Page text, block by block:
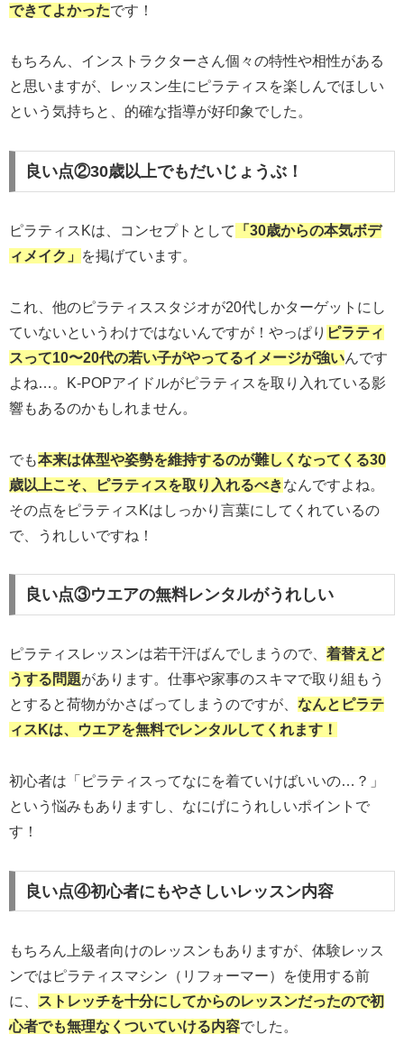
できてよかったです！
もちろん、インストラクターさん個々の特性や相性がある
と思いますが、レッスン生にピラティスを楽しんでほしい
という気持ちと、的確な指導が好印象でした。
良い点②30歳以上でもだいじょうぶ！
ピラティスKは、コンセプトとして
「30歳からの本気ボデ
ィメイク」
を掲げています。
これ、他のピラティススタジオが20代しかターゲットにし
ていないというわけではないんですが！やっぱり ピラティ
スって10〜20代の若い子がやってるイメージが強いんです
よね…。K-POPアイドルがピラティスを取り入れている影
響もあるのかもしれません。
でも本来は体型や姿勢を維持するのが難しくなってくる30
歳以上こそ、ピラティスを取り入れるべきなんですよね。
その点をピラティスKはしっかり言葉にしてくれているの
で、うれしいですね！
良い点③ウエアの無料レンタルがうれしい
ピラティスレッスンは若干汗ばんでしまうので、 着替えど
うする問題があります。仕事や家事のスキマで取り組もう
とすると荷物がかさばってしまうのですが、 なんとピラテ
ィスKは、ウエアを無料でレンタルしてくれます！
初心者は「ピラティスってなにを着ていけばいいの…？」
という悩みもありますし、なにげにうれしいポイントで
す！
良い点④初心者にもやさしいレッスン内容
もちろん上級者向けのレッスンもありますが、体験レッス
ンではピラティスマシン（リフォーマー）を使用する前
に、
ストレッチを十分にしてからのレッスンだったので初
心者でも無理なくついていける内容でした。